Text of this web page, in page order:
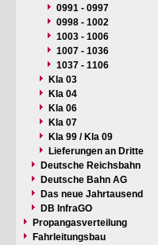
0991 - 0997
0998 - 1002
1003 - 1006
1007 - 1036
1037 - 1106
Kla 03
Kla 04
Kla 06
Kla 07
Kla 99 / Kla 09
Lieferungen an Dritte
Deutsche Reichsbahn
Deutsche Bahn AG
Das neue Jahrtausend
DB InfraGO
Propangasverteilung
Fahrleitungsbau